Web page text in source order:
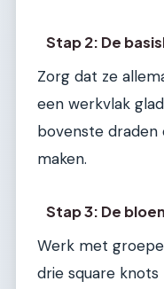
Stap 2: De
Zorg dat ze
een werkvlak
bovenste draden
maken.
Stap 3: De
Werk met
drie square knots